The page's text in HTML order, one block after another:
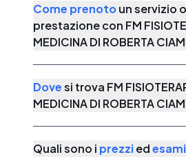
Come prenotoun servizio
prestazione con FM
MEDICINA DI ROBERTA
Dovesi trova FM
MEDICINA DI ROBERTA
Quali sono i prezziedesami